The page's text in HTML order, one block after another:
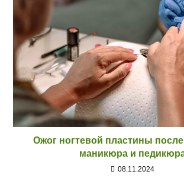
Ожог ногтевой пластины
маникюра и
08.11.2024